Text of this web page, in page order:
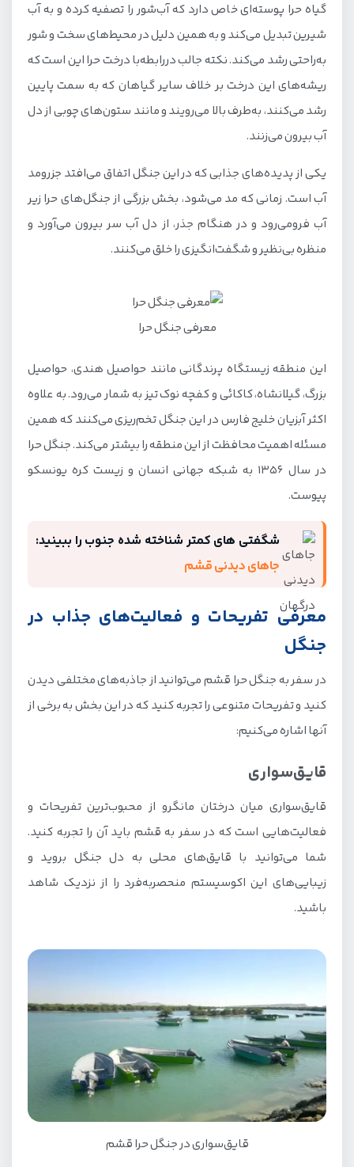
مسیرهای دیگر
سفر با قایق در جنگل‌های هرات
برای سفر به جنگل حرا قشم به چه تجهیزات و
وسایلی نیاز داریم؟
مکان‌های دیدنی و جاذبه‌های گردشگری در اطراف جنگل
حرا
گیاه حرا پوسته‌ای خاص دارد که آب‌شور را تصفیه کرده و به آب
شیرین تبدیل می‌کند و به همین دلیل در محیط‌های سخت و شور
به‌راحتی رشد می‌کند. نکته جالب دررابطه‌با درخت حرا این است که
ریشه‌های این درخت بر خلاف سایر گیاهان که به سمت پایین
رشد می‌کنند، به‌طرف بالا می‌رویند و مانند ستون‌های چوبی از دل
آب بیرون می‌زنند.
یکی از پدیده‌های جذابی که در این جنگل اتفاق می‌افتد جزرومد
آب است. زمانی که مد می‌شود، بخش بزرگی از جنگل‌های حرا زیر
آب فرومی‌رود و در هنگام جذر، از دل آب سر بیرون می‌آورد و
منظره بی‌نظیر و شگفت‌انگیزی را خلق می‌کنند.
معرفی جنگل حرا
این منطقه زیستگاه پرندگانی مانند حواصیل هندی، حواصیل
بزرگ، گیلانشاه، کاکائی و کفچه نوک تیز به شمار می‌رود. به علاوه
اکثر آبزیان خلیج فارس در این جنگل تخم‌ریزی می‌کنند که همین
مسئله اهمیت محافظت از این منطقه را بیشتر می‌کند. جنگل حرا
در سال 1356 به شبکه جهانی انسان و زیست کره یونسکو
پیوست.
شگفتی های کمتر شناخته شده جنوب را ببینید:
جاهای دیدنی قشم
معرفی تفریحات و فعالیت‌های جذاب در
جنگل
در سفر به جنگل حرا قشم می‌توانید از جاذبه‌های مختلفی دیدن
کنید و تفریحات متنوعی را تجربه کنید که در این بخش به برخی از
آنها اشاره می‌کنیم:
قایق‌سواری
قایق‌سواری میان درختان مانگرو از محبوب‌ترین تفریحات و
فعالیت‌هایی است که در سفر به قشم باید آن را تجربه کنید.
شما می‌توانید با قایق‌های محلی به دل جنگل بروید و
زیبایی‌های این اکوسیستم منحصربه‌فرد را از نزدیک شاهد
باشید.
قایق‌سواری در جنگل حرا قشم